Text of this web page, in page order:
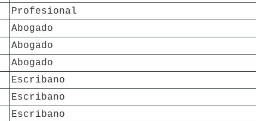
Profesional
Abogado
Abogado
Abogado
Escribano
Escribano
Escribano